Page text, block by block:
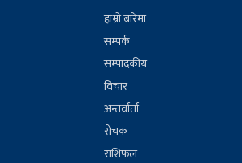
हाम्रो बारेमा
सम्पर्क
सम्पादकीय
विचार
अन्तर्वार्ता
रोचक
राशिफल